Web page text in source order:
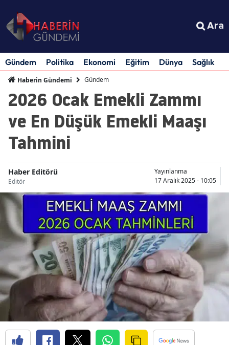
Ara
Gündem Politika Ekonomi Eğitim Dünya Sağlık
Haberin Gündemi Gündem
2026 Ocak Emekli Zammı
ve En Düşük Emekli Maaşı
Tahmini
Haber Editörü
Editör
Yayınlanma
17 Aralık 2025 - 10:05